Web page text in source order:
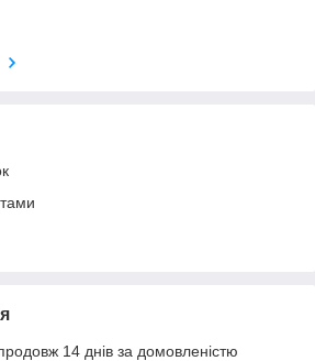
14 днів за домовленістю